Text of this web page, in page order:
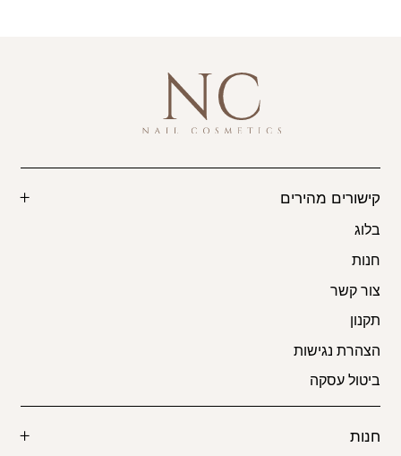
קישורים מהירים
בלוג
חנות
צור קשר
תקנון
הצהרת נגישות
ביטול עסקה
חנות